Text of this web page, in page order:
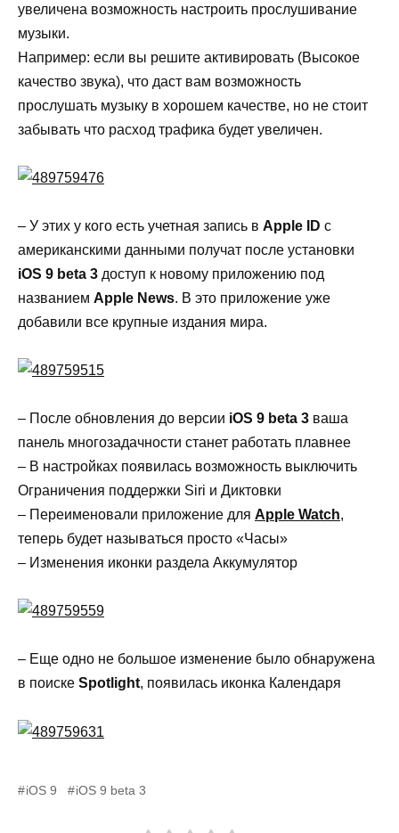
увеличена возможность настроить прослушивание
музыки.
Например: если вы решите активировать (Высокое
качество звука), что даст вам возможность
прослушать музыку в хорошем качестве, но не стоит
забывать что расход трафика будет увеличен.
– У этих у кого есть учетная запись в Apple ID с
американскими данными получат после установки
iOS 9 beta 3 доступ к новому приложению под
названием Apple News. В это приложение уже
добавили все крупные издания мира.
– После обновления до версии iOS 9 beta 3 ваша
панель многозадачности станет работать плавнее
– В настройках появилась возможность выключить
Ограничения поддержки Siri и Диктовки
– Переименовали приложение для Apple Watch,
теперь будет называться просто «Часы»
– Изменения иконки раздела Аккумулятор
– Еще одно не большое изменение было обнаружена
в поиске Spotlight, появилась иконка Календаря
iOS 9 iOS 9 beta 3